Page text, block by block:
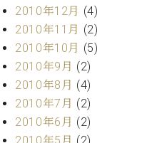
2010年12月 (4)
2010年11月 (2)
2010年10月 (5)
2010年9月 (2)
2010年8月 (4)
2010年7月 (2)
2010年6月 (2)
2010年5月 (2)